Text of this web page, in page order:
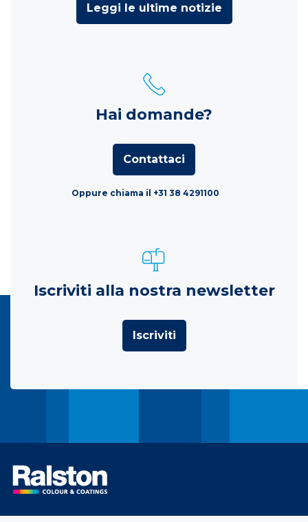
Leggi le ultime notizie
Hai domande?
Contattaci
Oppure chiama il +31 38 4291100
Iscriviti alla nostra newsletter
Iscriviti